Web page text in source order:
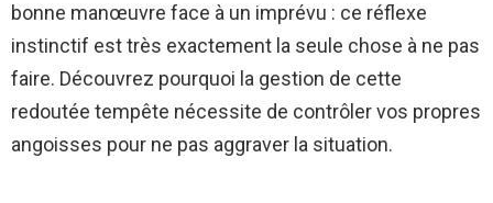
bonne manœuvre face à un imprévu : ce réflexe
instinctif est très exactement la seule chose à ne pas
faire. Découvrez pourquoi la gestion de cette
redoutée tempête nécessite de contrôler vos propres
angoisses pour ne pas aggraver la situation.